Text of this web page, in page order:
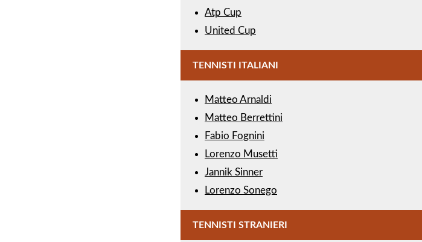
Atp Cup
United Cup
TENNISTI ITALIANI
Matteo Arnaldi
Matteo Berrettini
Fabio Fognini
Lorenzo Musetti
Jannik Sinner
Lorenzo Sonego
TENNISTI STRANIERI